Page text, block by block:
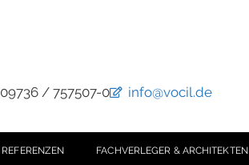
09736 / 757507-0 info@vocil.de
REFERENZEN FACHVERLEGER & ARCHITEKTEN